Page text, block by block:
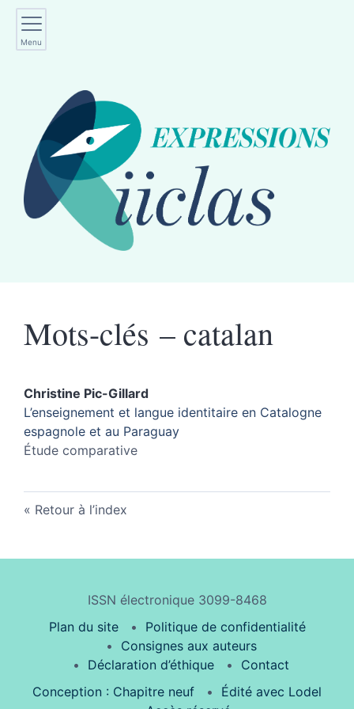
Menu
Mots-clés – catalan
Christine Pic-Gillard
L’enseignement et langue identitaire en Catalogne
espagnole et au Paraguay
Étude comparative
Retour à l’index
ISSN électronique 3099-8468
Plan du site
Politique de confidentialité
Consignes aux auteurs
Déclaration d’éthique
Contact
Conception : Chapitre neuf
Édité avec Lodel